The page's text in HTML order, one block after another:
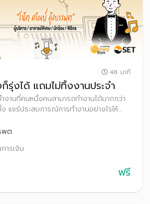
48 นาที
รุ่งได้ แถมไม่ทิ้งงานประจำ
งานที่คนหนึ่งคนสามารถทำงานได้มากกว่า
แชร์ประสบการณ์การทำงานอย่างไรให้
าง เพื่อที่ผู้ฟังสามารถวางแผนการเงินได้
ต
ารเงิน
ฟรี